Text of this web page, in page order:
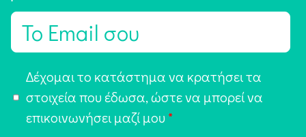
E
π
Δέχομαι το κατάστημα να κρατήσει τα
στοιχεία που έδωσα, ώστε να μπορεί να
επικοινωνήσει μαζί μου *